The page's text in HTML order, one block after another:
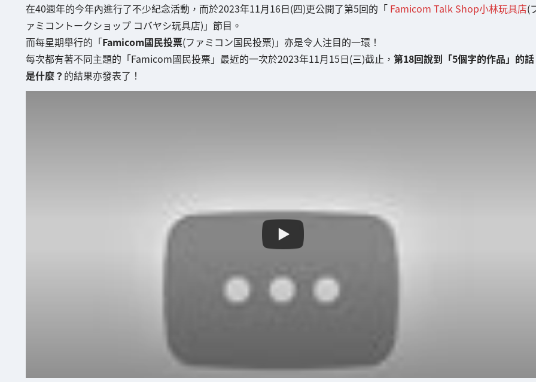
在40週年的今年內進行了不少紀念活動，而於2023年11月16日(四)更公開了第5回的「Famicom Talk Shop小林玩具店(
ァミコントークショップ コバヤシ玩具店)」節目。
而每星期舉行的「Famicom國民投票(ファミコン国民投票)」亦是令人注目的一環！
每次都有著不同主題的「Famicom國民投票」最近的一次於2023年11月15日(三)截止， 第18回說到「5個字的作品」的話
是什麼？ 的結果亦發表了！